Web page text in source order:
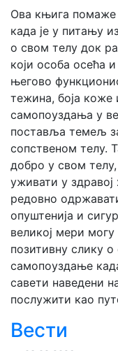
Ова књига помаже
када је у питању
о свом телу док
који особа осећа
његово
тежина, боја
самопоуздања у
поставља темељ
сопственом телу.
добро у свом
уживати у
редовно
опуштенија и
великој мери
позитивну слику о
самопоуздање
савети наведени
послужити као
Вести